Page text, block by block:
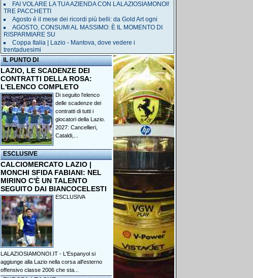
FAI VOLARE LA TUA AZIENDA CON LALAZIOSIAMONOI!
TRE PACCHETTI
Agosto è il mese dei ricordi più belli: da Gold Art ogni
AGOSTO, CONSUMI AL MASSIMO: È IL MOMENTO DI
RISPARMIARE SU
Coppa Italia | Lazio - Mantova, dove vedere i
trentaduesimi
IL PUNTO DI
LAZIO, LE SCADENZE DEI
CONTRATTI DELLA ROSA:
L'ELENCO COMPLETO
Di seguito l'elenco
delle scadenze dei
contratti di tutti i
giocatori della Lazio.
2027: Cancellieri,
Cataldi,...
ESCLUSIVE
CALCIOMERCATO LAZIO |
MONCHI SFIDA FABIANI: NEL
MIRINO C'È UN TALENTO
SEGUITO DAI BIANCOCELESTI
ESCLUSIVA
LALAZIOSIAMONOI.IT - L'Espanyol si
aggiunge alla Lazio nella corsa all'esterno
offensivo classe 2006 che sta...